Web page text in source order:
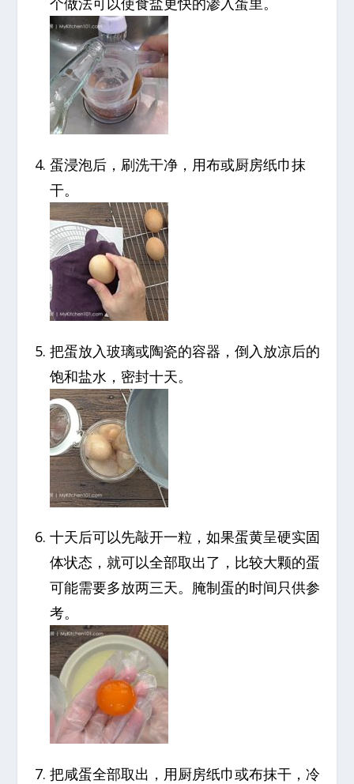
蛋浸泡后，刷洗干净，用布或厨房纸巾抹
干。
把蛋放入玻璃或陶瓷的容器，倒入放凉后的
饱和盐水，密封十天。
十天后可以先敲开一粒，如果蛋黄呈硬实固
体状态，就可以全部取出了，比较大颗的蛋
可能需要多放两三天。腌制蛋的时间只供参
考。
把咸蛋全部取出，用厨房纸巾或布抹干，冷